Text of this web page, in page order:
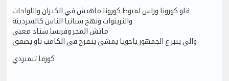
قلو كورونا وراس لمبوط كورونا ماهيش في الكيران واللواجات
والترينوات ونهج سبانيا الناس كالسردينة
ماتش المجر وفرنسا ستاد معبي
والي ينبر ع الجمهور ياخويا يمشي يتفرج في الكامب ناو يصفق
كورفا تبمبردي